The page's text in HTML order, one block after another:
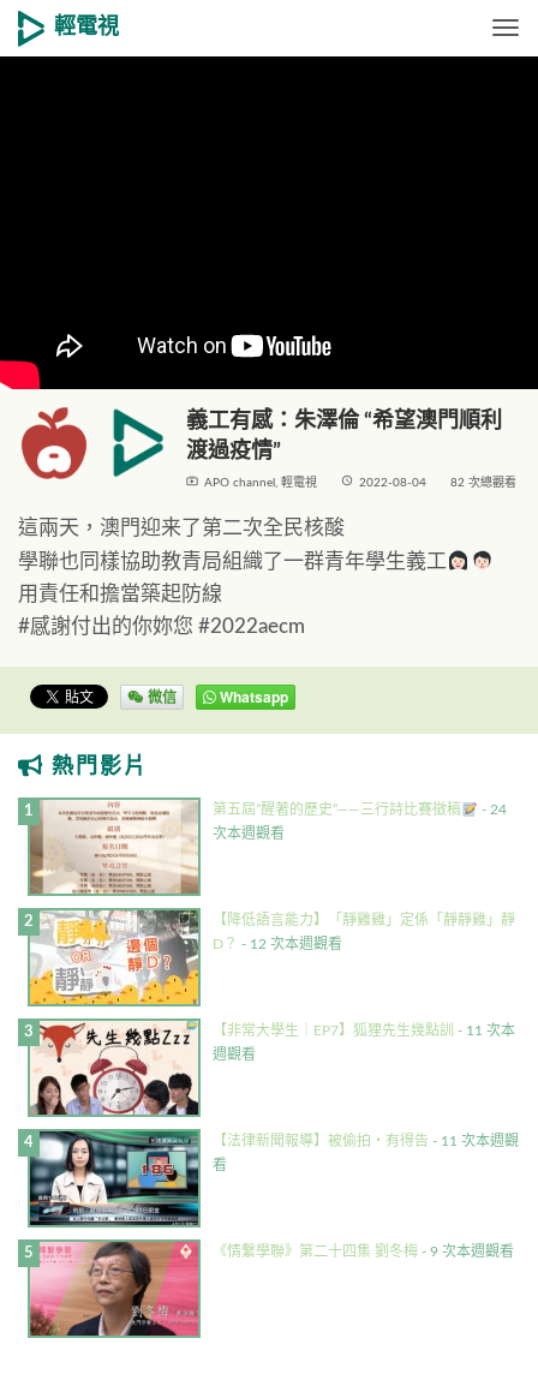
輕電視
義工有感：朱澤倫 “希望澳門順利
渡過疫情”
live_tv APO channel , 輕電視 access_time 2022-08-04 82 次總觀看
這兩天，澳門迎来了第二次全民核酸
學聯也同樣協助教青局組織了一群青年學生義工
用責任和擔當築起防線
#感謝付出的你妳您 #2022aecm
微信 Whatsapp
熱門影片
第五屆”醒著的歷史”——三行詩比賽徵稿
- 24
次本週觀看
【降低語言能力】「靜雞雞」定係「靜靜雞」靜
D？ - 12 次本週觀看
【非常大學生｜EP7】狐狸先生幾點訓 - 11 次本
週觀看
【法律新聞報導】被偷拍・有得告 - 11 次本週觀
看
《情繫學聯》第二十四集 劉冬梅 - 9 次本週觀看